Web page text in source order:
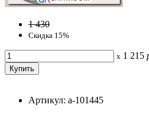
1 430
Скидка 15%
x 1 215
Артикул: a-101445